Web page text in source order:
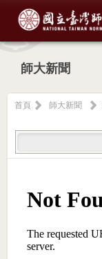
師大新聞
首頁 師大新聞